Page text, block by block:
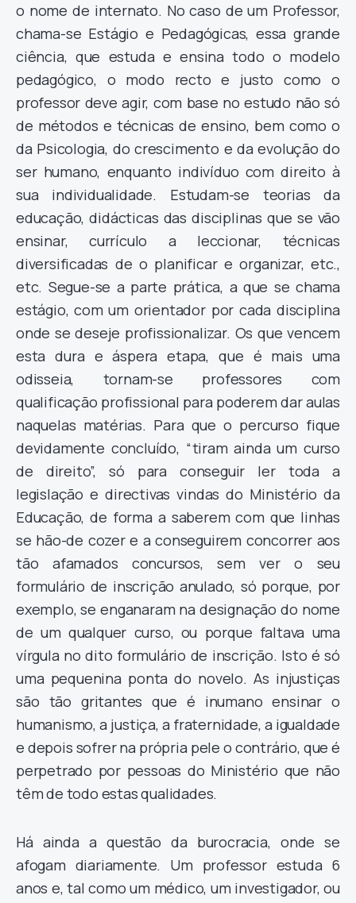
o nome de internato. No caso de um Professor,
chama-se Estágio e Pedagógicas, essa grande
ciência, que estuda e ensina todo o modelo
pedagógico, o modo recto e justo como o
professor deve agir, com base no estudo não só
de métodos e técnicas de ensino, bem como o
da Psicologia, do crescimento e da evolução do
ser humano, enquanto indivíduo com direito à
sua individualidade. Estudam-se teorias da
educação, didácticas das disciplinas que se vão
ensinar, currículo a leccionar, técnicas
diversificadas de o planificar e organizar, etc.,
etc. Segue-se a parte prática, a que se chama
estágio, com um orientador por cada disciplina
onde se deseje profissionalizar. Os que vencem
esta dura e áspera etapa, que é mais uma
odisseia, tornam-se professores com
qualificação profissional para poderem dar aulas
naquelas matérias. Para que o percurso fique
devidamente concluído, “tiram ainda um curso
de direito”, só para conseguir ler toda a
legislação e directivas vindas do Ministério da
Educação, de forma a saberem com que linhas
se hão-de cozer e a conseguirem concorrer aos
tão afamados concursos, sem ver o seu
formulário de inscrição anulado, só porque, por
exemplo, se enganaram na designação do nome
de um qualquer curso, ou porque faltava uma
vírgula no dito formulário de inscrição. Isto é só
uma pequenina ponta do novelo. As injustiças
são tão gritantes que é inumano ensinar o
humanismo, a justiça, a fraternidade, a igualdade
e depois sofrer na própria pele o contrário, que é
perpetrado por pessoas do Ministério que não
têm de todo estas qualidades.
Há ainda a questão da burocracia, onde se
afogam diariamente. Um professor estuda 6
anos e, tal como um médico, um investigador, ou